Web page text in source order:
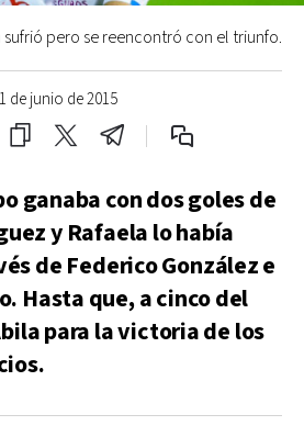
1 de junio de 2015
sufrió pero se reencontró con el triunfo.
ganaba con dos goles de
y Rafaela lo había
de Federico González e
Hasta que, a cinco del
para la victoria de los